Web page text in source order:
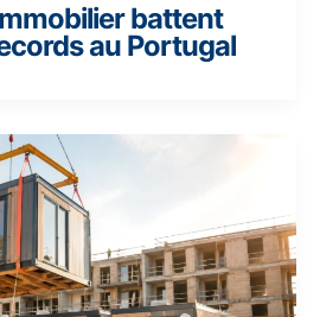
battent
au Portugal